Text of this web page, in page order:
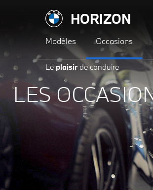
HORIZON
Modèles Occasions
Le plaisir de conduire
LES